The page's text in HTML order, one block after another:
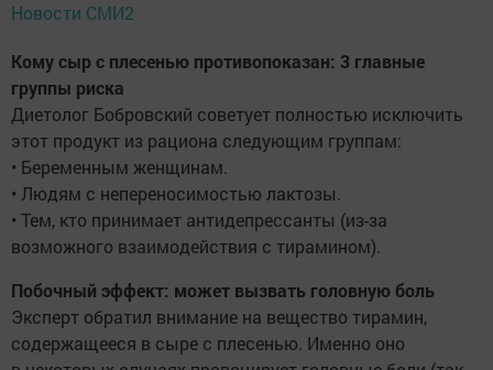
Новости СМИ2
Кому сыр с плесенью противопоказан: 3 главные
группы риска
Диетолог Бобровский советует полностью исключить
этот продукт из рациона следующим группам:
• Беременным женщинам.
• Людям с непереносимостью лактозы.
• Тем, кто принимает антидепрессанты (из-за
возможного взаимодействия с тирамином).
Побочный эффект: может вызвать головную боль
Эксперт обратил внимание на вещество тирамин,
содержащееся в сыре с плесенью. Именно оно